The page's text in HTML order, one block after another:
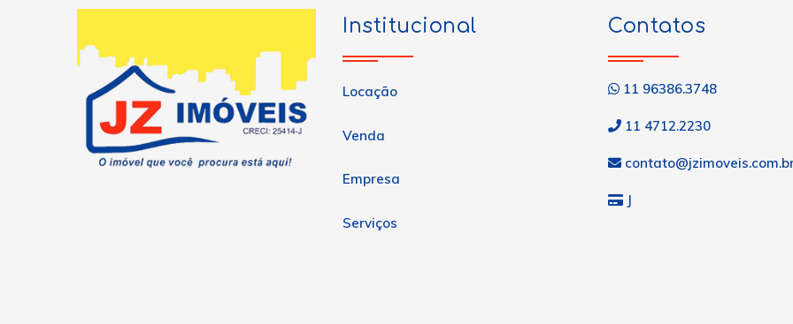
Institucional
Locação
Venda
Empresa
Serviços
Contatos
11 96386.3748
11 4712.2230
J